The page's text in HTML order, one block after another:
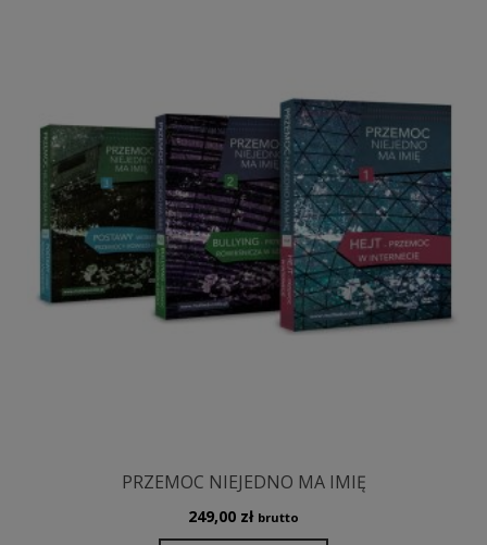
PRZEMOC NIEJEDNO MA IMIĘ
249,00 zł brutto